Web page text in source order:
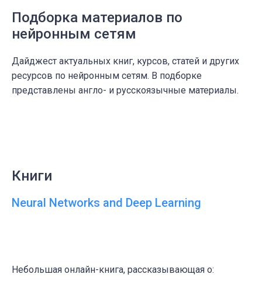
Подборка материалов по
нейронным сетям
Дайджест актуальных книг, курсов, статей и других
ресурсов по нейронным сетям. В подборке
представлены англо- и русскоязычные материалы.
Книги
Neural Networks and Deep Learning
Небольшая онлайн-книга, рассказывающая о: